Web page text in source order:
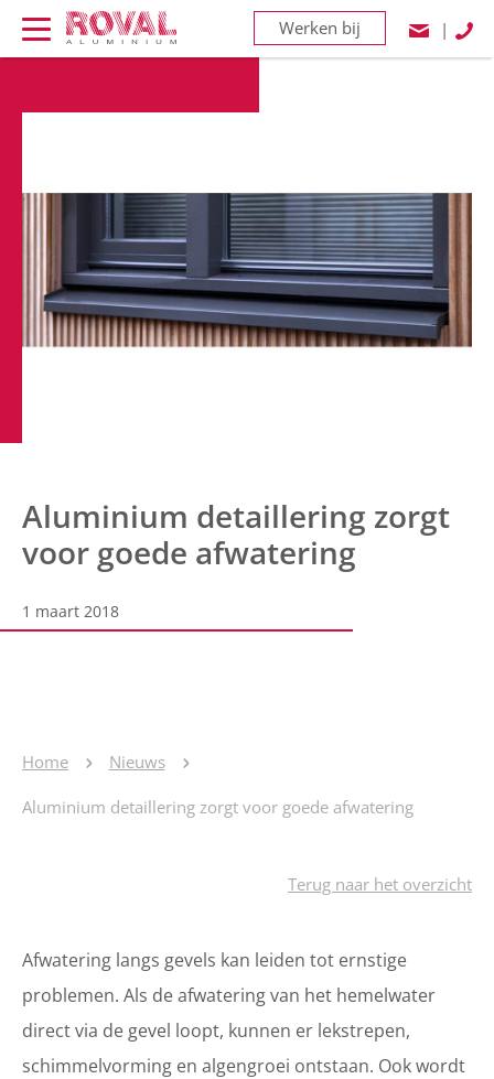
Werken bij |
Aluminium detaillering zorgt
voor goede afwatering
1 maart 2018
Home Nieuws
Aluminium detaillering zorgt voor goede afwatering
Terug naar het overzicht
Afwatering langs gevels kan leiden tot ernstige
problemen. Als de afwatering van het hemelwater
direct via de gevel loopt, kunnen er lekstrepen,
schimmelvorming en algengroei ontstaan. Ook wordt